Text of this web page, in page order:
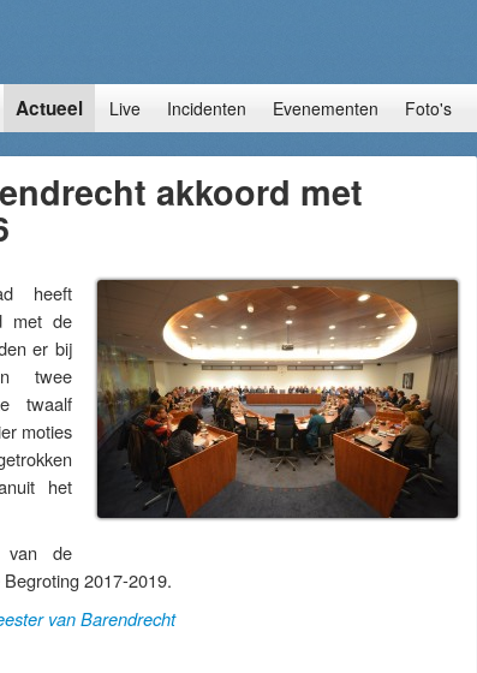
Actueel Live Incidenten Evenementen Foto's
akkoord met
heeft
met de
er bij
twee
twaalf
moties
het
van de
2017-2019.
van Barendrecht